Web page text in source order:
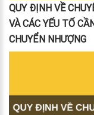
QUY ĐỊNH VỀ
VÀ CÁC YẾU TỐ
CHUYỂN NHƯỢNG